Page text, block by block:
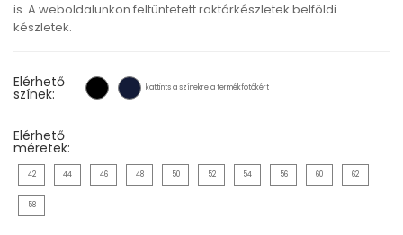
is. A weboldalunkon feltüntetett raktárkészletek belföldi
készletek.
Elérhető
színek: kattints a színekre a termékfotókért
Elérhető
méretek:
42 44 46 48 50 52 54 56 60 62
58